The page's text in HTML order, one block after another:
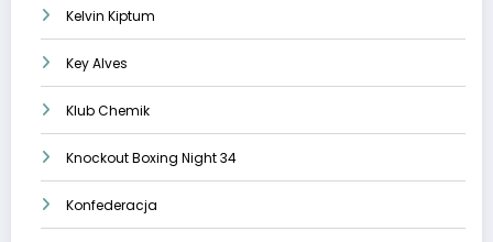
Kelvin Kiptum
Key Alves
Klub Chemik
Knockout Boxing Night 34
Konfederacja